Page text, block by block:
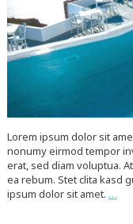
Lorem ipsum dolor sit
nonumy eirmod tempor
erat, sed diam voluptua.
ea rebum. Stet clita kasd
ipsum dolor sit amet. …